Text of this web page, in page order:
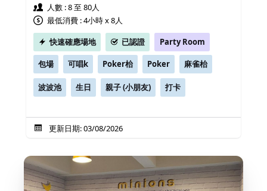
人數 : 8 至 80人
最低消費 : 4小時 x 8人
快速確應場地
已認證 Party Room
包場 可唱k Poker枱 Poker 麻雀枱
波波池 生日 親子 (小朋友) 打卡
更新日期: 03/08/2026